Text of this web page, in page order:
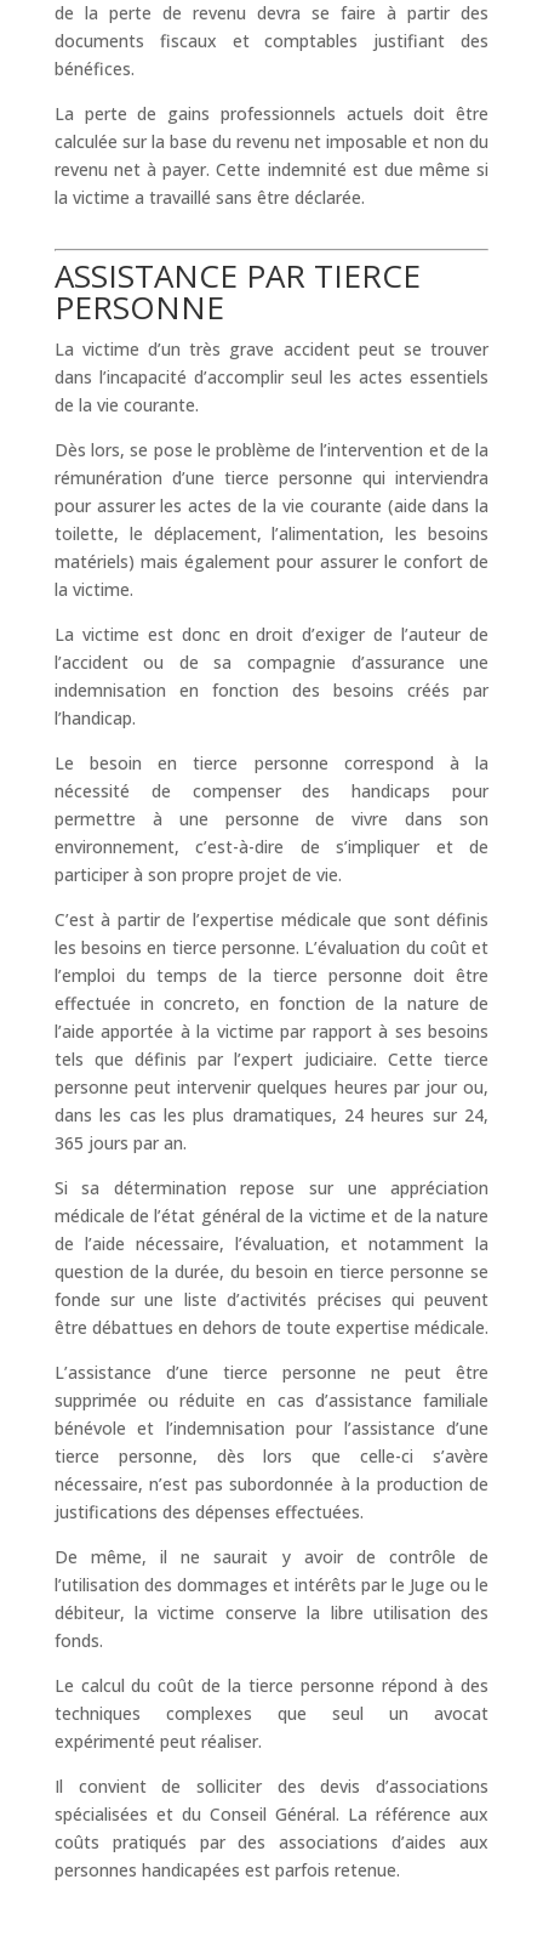
de la perte de revenu devra se faire à partir des
documents fiscaux et comptables justifiant des
bénéfices.
La perte de gains professionnels actuels doit être
calculée sur la base du revenu net imposable et non du
revenu net à payer. Cette indemnité est due même si
la victime a travaillé sans être déclarée.
ASSISTANCE PAR TIERCE
PERSONNE
La victime d’un très grave accident peut se trouver
dans l’incapacité d’accomplir seul les actes essentiels
de la vie courante.
Dès lors, se pose le problème de l’intervention et de la
rémunération d’une tierce personne qui interviendra
pour assurer les actes de la vie courante (aide dans la
toilette, le déplacement, l’alimentation, les besoins
matériels) mais également pour assurer le confort de
la victime.
La victime est donc en droit d’exiger de l’auteur de
l’accident ou de sa compagnie d’assurance une
indemnisation en fonction des besoins créés par
l’handicap.
Le besoin en tierce personne correspond à la
nécessité de compenser des handicaps pour
permettre à une personne de vivre dans son
environnement, c’est-à-dire de s’impliquer et de
participer à son propre projet de vie.
C’est à partir de l’expertise médicale que sont définis
les besoins en tierce personne. L’évaluation du coût et
l’emploi du temps de la tierce personne doit être
effectuée in concreto, en fonction de la nature de
l’aide apportée à la victime par rapport à ses besoins
tels que définis par l’expert judiciaire. Cette tierce
personne peut intervenir quelques heures par jour ou,
dans les cas les plus dramatiques, 24 heures sur 24,
365 jours par an.
Si sa détermination repose sur une appréciation
médicale de l’état général de la victime et de la nature
de l’aide nécessaire, l’évaluation, et notamment la
question de la durée, du besoin en tierce personne se
fonde sur une liste d’activités précises qui peuvent
être débattues en dehors de toute expertise médicale.
L’assistance d’une tierce personne ne peut être
supprimée ou réduite en cas d’assistance familiale
bénévole et l’indemnisation pour l’assistance d’une
tierce personne, dès lors que celle-ci s’avère
nécessaire, n’est pas subordonnée à la production de
justifications des dépenses effectuées.
De même, il ne saurait y avoir de contrôle de
l’utilisation des dommages et intérêts par le Juge ou le
débiteur, la victime conserve la libre utilisation des
fonds.
Le calcul du coût de la tierce personne répond à des
techniques complexes que seul un avocat
expérimenté peut réaliser.
Il convient de solliciter des devis d’associations
spécialisées et du Conseil Général. La référence aux
coûts pratiqués par des associations d’aides aux
personnes handicapées est parfois retenue.